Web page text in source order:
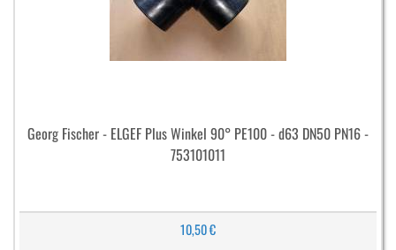
Georg Fischer - ELGEF Plus Winkel 90° PE100 - d63 DN50 PN16 -
753101011
10,50 €